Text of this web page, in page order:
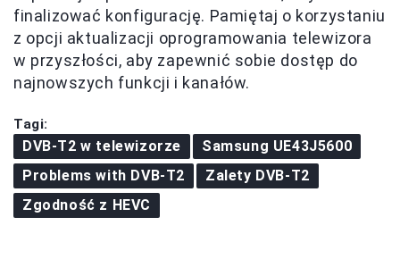
finalizować konfigurację. Pamiętaj o korzystaniu
z opcji aktualizacji oprogramowania telewizora
w przyszłości, aby zapewnić sobie dostęp do
najnowszych funkcji i kanałów.
Tagi:
DVB-T2 w telewizorze
Samsung UE43J5600
Problems with DVB-T2
Zalety DVB-T2
Zgodność z HEVC